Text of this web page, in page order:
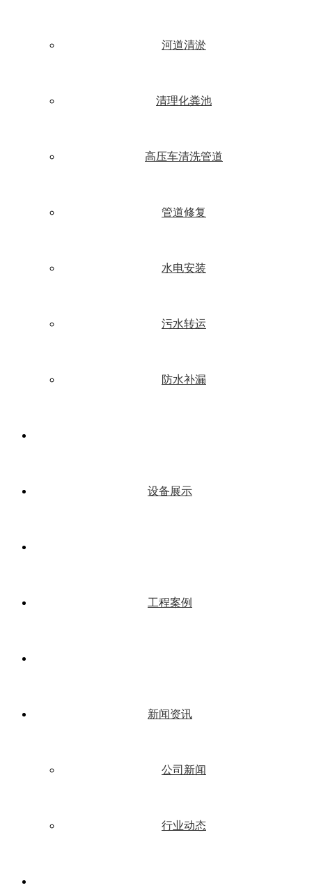
河道清淤
清理化粪池
高压车清洗管道
管道修复
水电安装
污水转运
防水补漏
设备展示
工程案例
新闻资讯
公司新闻
行业动态